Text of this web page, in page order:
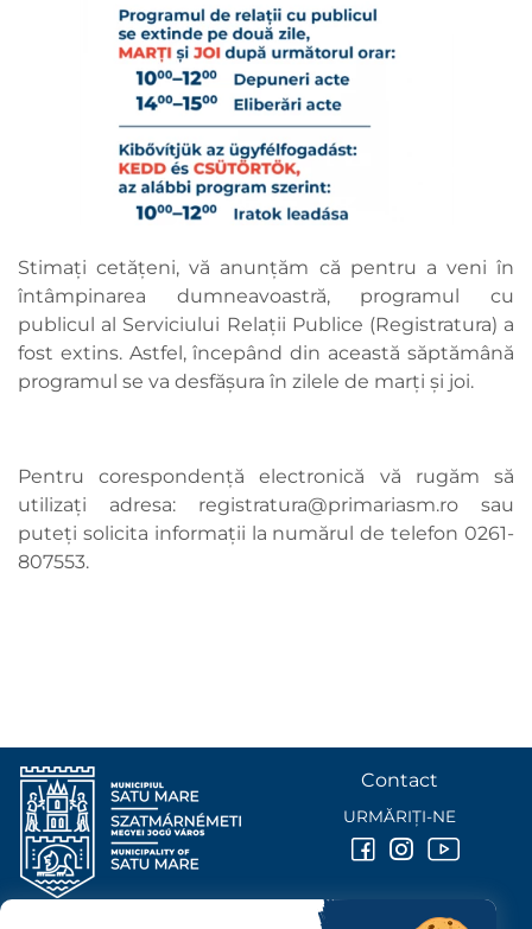
Stimați cetățeni, vă anunțăm că pentru a veni în
întâmpinarea dumneavoastră, programul cu
publicul al Serviciului Relații Publice (Registratura) a
fost extins. Astfel, începând din această săptămână
programul se va desfășura în zilele de marți și joi.
Pentru corespondență electronică vă rugăm să
utilizați adresa: registratura@primariasm.ro sau
puteți solicita informații la numărul de telefon 0261-
807553.
Contact
URMĂRIȚI-NE